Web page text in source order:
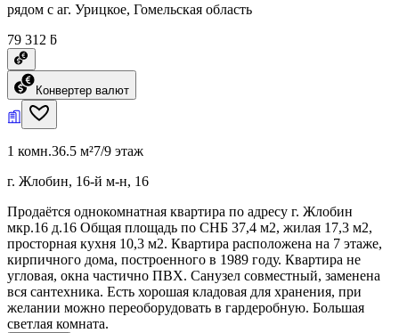
рядом с аг. Урицкое, Гомельская область
79 312 ƃ
Конвертер валют
1 комн.36.5 м²7/9 этаж
г. Жлобин, 16-й м-н, 16
Продаётся однокомнатная квартира по адресу г. Жлобин
мкр.16 д.16 Общая площадь по СНБ 37,4 м2, жилая 17,3 м2,
просторная кухня 10,3 м2. Квартира расположена на 7 этаже,
кирпичного дома, построенного в 1989 году. Квартира не
угловая, окна частично ПВХ. Санузел совместный, заменена
вся сантехника. Есть хорошая кладовая для хранения, при
желании можно переоборудовать в гардеробную. Большая
светлая комната.